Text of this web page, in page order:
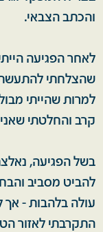
והכתב הצבאי.
לאחר הפגיעה
שהצלחתי להתעשת
למרות שהייתי
קרב והחלטתי שאני
בשל הפגיעה,
להביט מסביב
עולה בלהבות - אך
התקרבתי לאזור